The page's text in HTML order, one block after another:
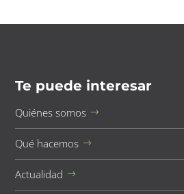
Te puede interesar
Quiénes somos
Qué hacemos
Actualidad